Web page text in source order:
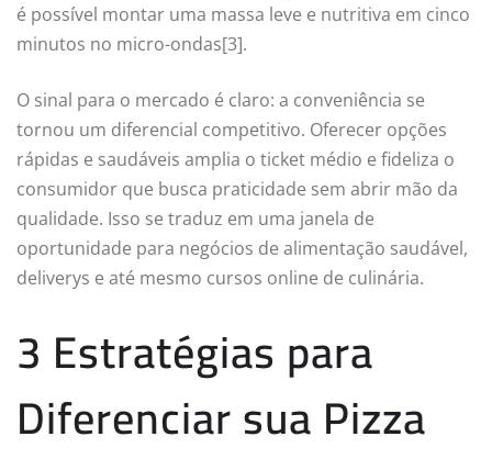
é possível montar uma massa leve e nutritiva em cinco
minutos no micro-ondas[3].
O sinal para o mercado é claro: a conveniência se
tornou um diferencial competitivo. Oferecer opções
rápidas e saudáveis amplia o ticket médio e fideliza o
consumidor que busca praticidade sem abrir mão da
qualidade. Isso se traduz em uma janela de
oportunidade para negócios de alimentação saudável,
deliverys e até mesmo cursos online de culinária.
3 Estratégias para
Diferenciar sua Pizza